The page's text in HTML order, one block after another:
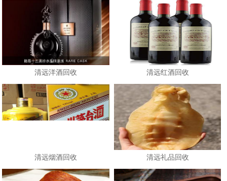
清远洋酒回收 清远红酒回收
清远烟酒回收 清远礼品回收